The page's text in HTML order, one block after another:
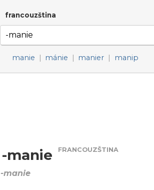
francouzština
manie | mánie | manier | manip
-manie FRANCOUZŠTINA
-manie